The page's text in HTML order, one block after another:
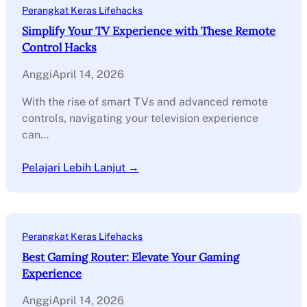
Perangkat Keras Lifehacks
Simplify Your TV Experience with These Remote
Control Hacks
AnggiApril 14, 2026
With the rise of smart TVs and advanced remote
controls, navigating your television experience
can…
Pelajari Lebih Lanjut →
Perangkat Keras Lifehacks
Best Gaming Router: Elevate Your Gaming
Experience
AnggiApril 14, 2026